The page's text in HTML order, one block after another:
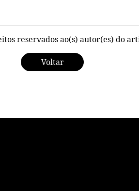
reservados ao(s) autor(es) do
Voltar